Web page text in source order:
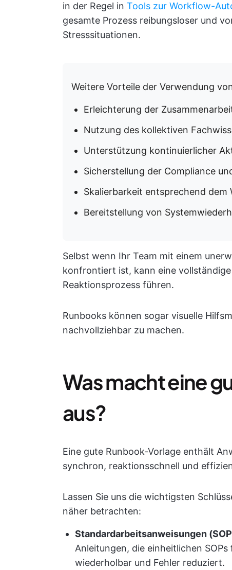
in der Regel in Tools zur Workflow-
gesamte Prozess reibungsloser und
Stresssituationen.
Weitere Vorteile der Verwendung
Erleichterung der
Nutzung des kollektiven
Unterstützung kontinuierlicher
Sicherstellung der Compliance
Skalierbarkeit entsprechend dem
Bereitstellung von
Selbst wenn Ihr Team mit einem
konfrontiert ist, kann eine
Reaktionsprozess führen.
Runbooks können sogar visuelle
nachvollziehbar zu machen.
Was macht eine
aus?
Eine gute Runbook-Vorlage enthält
synchron, reaktionsschnell und
Lassen Sie uns die wichtigsten
näher betrachten:
Standardarbeitsanweisungen
Anleitungen, die einheitlichen
wiederholbar und Fehler reduziert.